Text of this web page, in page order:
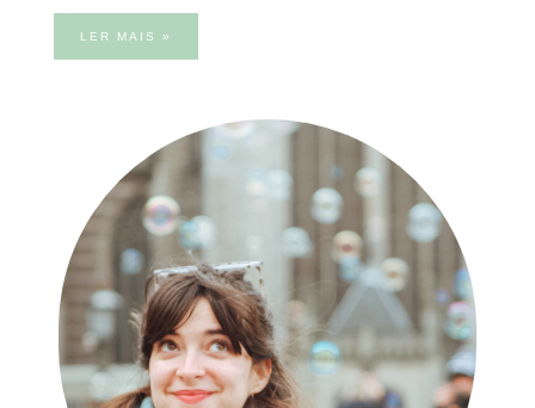
LER MAIS »